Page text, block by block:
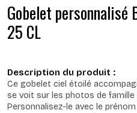
Gobelet personnalisé
25 CL
Description du produit :
Ce gobelet ciel étoilé
se voit sur les photos de famille
Personnalisez-le avec le